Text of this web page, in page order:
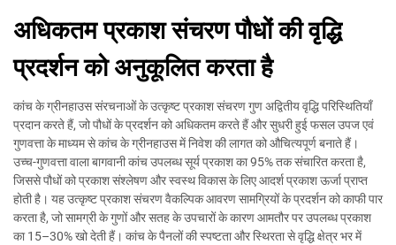
अधिकतम प्रकाश संचरण पौधों की वृद्धि
प्रदर्शन को अनुकूलित करता है
कांच के ग्रीनहाउस संरचनाओं के उत्कृष्ट प्रकाश संचरण गुण अद्वितीय वृद्धि परिस्थितियाँ
प्रदान करते हैं, जो पौधों के प्रदर्शन को अधिकतम करते हैं और सुधरी हुई फसल उपज एवं
गुणवत्ता के माध्यम से कांच के ग्रीनहाउस में निवेश की लागत को औचित्यपूर्ण बनाते हैं।
उच्च-गुणवत्ता वाला बागवानी कांच उपलब्ध सूर्य प्रकाश का 95% तक संचारित करता है,
जिससे पौधों को प्रकाश संश्लेषण और स्वस्थ विकास के लिए आदर्श प्रकाश ऊर्जा प्राप्त
होती है। यह उत्कृष्ट प्रकाश संचरण वैकल्पिक आवरण सामग्रियों के प्रदर्शन को काफी पार
करता है, जो सामग्री के गुणों और सतह के उपचारों के कारण आमतौर पर उपलब्ध प्रकाश
का 15–30% खो देती हैं। कांच के पैनलों की स्पष्टता और स्थिरता से वृद्धि क्षेत्र भर में